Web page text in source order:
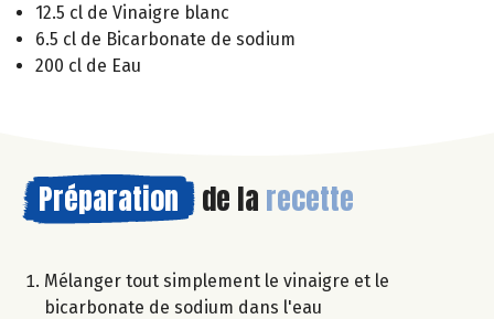
12.5 cl de Vinaigre blanc
6.5 cl de Bicarbonate de sodium
200 cl de Eau
Préparation de la recette
Mélanger tout simplement le vinaigre et le
bicarbonate de sodium dans l'eau